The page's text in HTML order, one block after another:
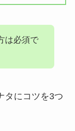
は必須で
タにコツを3つ